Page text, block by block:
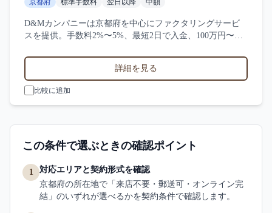
京都府 標準手数料 翌日以降 中額
D&Mカンパニーは京都府を中心にファクタリングサービ
スを提供。手数料2%〜5%、最短2日で入金、100万円〜
対応実績。手数料・入金スピード・対応業種などD&Mカ
ンパニーの特徴を比較。詳細を見る
比較に追加
この条件で選ぶときの確認ポイント
1
対応エリアと契約形式を確認
京都府の所在地で「来店不要・郵送可・オンライン完
結」のいずれが選べるかを契約条件で確認します。